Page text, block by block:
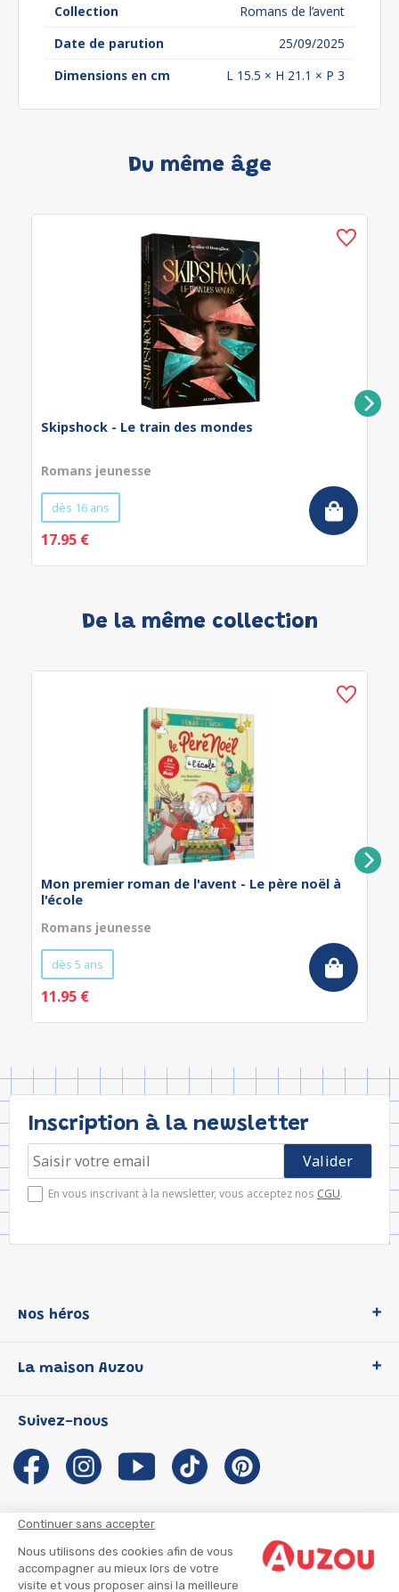
Continuer sans accepter
Nous utilisons des cookies afin de vous
accompagner au mieux lors de votre
visite et vous proposer ainsi la meilleure
Collection
Romans de l’avent
Date de parution
25/09/2025
Dimensions en cm
L 15.5 × H 21.1 × P 3
Du même âge
Skipshock - Le train des mondes
Romans jeunesse
dès 16 ans
17.95 €
De la même collection
Mon premier roman de l'avent - Le père noël à
l'école
Romans jeunesse
dès 5 ans
11.95 €
Inscription à la newsletter
En vous inscrivant à la newsletter, vous acceptez nos CGU.
Nos héros
P'tit Loup
Les Influenceuses
Migali
Petite Taupe
La maison Auzou
Notre histoire
Auzou s'engage
Auteurs et illustrateurs Auzou
Suivre mon colis
Suivez-nous
CGU